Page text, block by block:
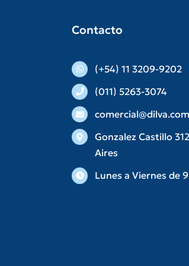
Contacto
(+54) 11 3209-9202
(011) 5263-3074
Gonzalez Castillo
Aires
Lunes a Viernes de 9